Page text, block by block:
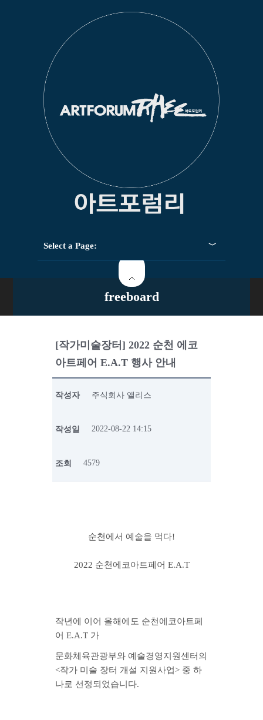
Select a Page:
freeboard
[작가미술장터] 2022 순천 에코
아트페어 E.A.T 행사 안내
작성자 주식회사 앨리스
작성일 2022-08-22 14:15
조회 4579
순천에서 예술을 먹다!
2022 순천에코아트페어 E.A.T
작년에 이어 올해에도 순천에코아트페
어 E.A.T 가
문화체육관광부와 예술경영지원센터의
<작가 미술 장터 개설 지원사업> 중 하
나로 선정되었습니다.